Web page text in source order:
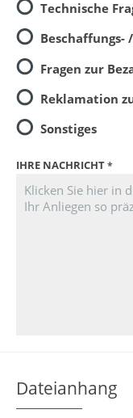
Technische
Beschaffungs-
Fragen zur
Reklamation
Sonstiges
IHRE NACHRICHT
Dateianhang